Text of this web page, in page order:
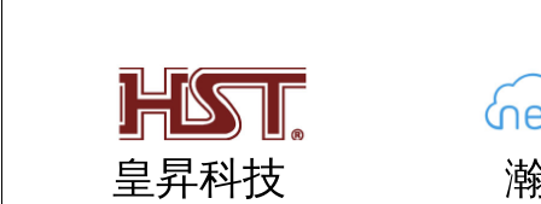
皇昇科技